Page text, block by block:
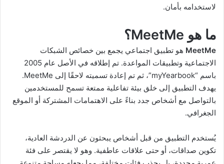
لاستخدامه بأمان.
ما هو MeetMe؟
MeetMe هو تطبيق اجتماعي يجمع بين خصائص الشبكات
الاجتماعية وتطبيقات المواعدة. تم إطلاقه في الأصل عام 2005
باسم “myYearbook”، ثم تم إعادة تسميته لاحقًا إلى MeetMe.
يهدف التطبيق إلى خلق بيئة تفاعلية ممتعة تسمح للمستخدمين
بالتواصل مع أشخاص جدد بناءً على الاهتمامات المشتركة أو الموقع
الجغرافي.
يُستخدم التطبيق من قبل أشخاص يبحثون عن الدردشة العادية،
تكوين صداقات، أو حتى علاقات عاطفية. وهو لا يقتصر على فئة